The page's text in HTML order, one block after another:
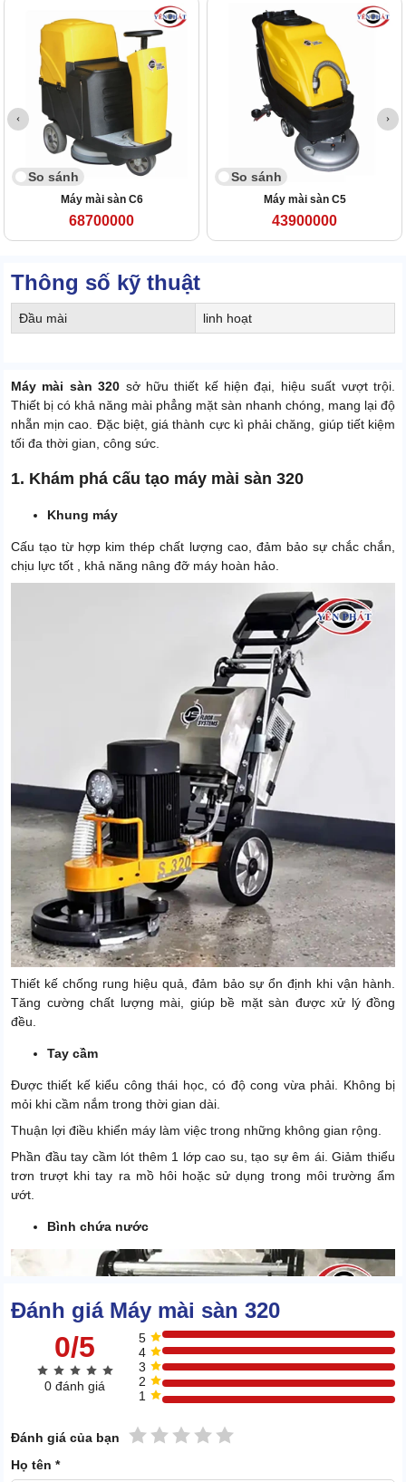
So sánh
Máy mài sàn C6
68700000
So sánh
Máy mài sàn C5
43900000
Thông số kỹ thuật
Đầu mài linh hoạt
Máy mài sàn 320 sở hữu thiết kế hiện đại, hiệu suất vượt trội.
Thiết bị có khả năng mài phẳng mặt sàn nhanh chóng, mang lại độ
nhẵn mịn cao. Đặc biệt, giá thành cực kì phải chăng, giúp tiết kiệm
tối đa thời gian, công sức.
1. Khám phá cấu tạo máy mài sàn 320
Khung máy
Cấu tạo từ hợp kim thép chất lượng cao, đảm bảo sự chắc chắn,
chịu lực tốt , khả năng nâng đỡ máy hoàn hảo.
Thiết kế chống rung hiệu quả, đảm bảo sự ổn định khi vận hành.
Tăng cường chất lượng mài, giúp bề mặt sàn được xử lý đồng
đều.
Tay cầm
Được thiết kế kiểu công thái học, có độ cong vừa phải. Không bị
mỏi khi cầm nắm trong thời gian dài.
Thuận lợi điều khiển máy làm việc trong những không gian rộng.
Phần đầu tay cầm lót thêm 1 lớp cao su, tạo sự êm ái. Giảm thiểu
trơn trượt khi tay ra mồ hôi hoặc sử dụng trong môi trường ẩm
ướt.
Bình chứa nước
Đánh giá Máy mài sàn 320
0/5
0 đánh giá
5
4
3
2
1
Đánh giá của bạn 5 sao
4 sao
3 sao
2 sao
1 sao
Họ tên *